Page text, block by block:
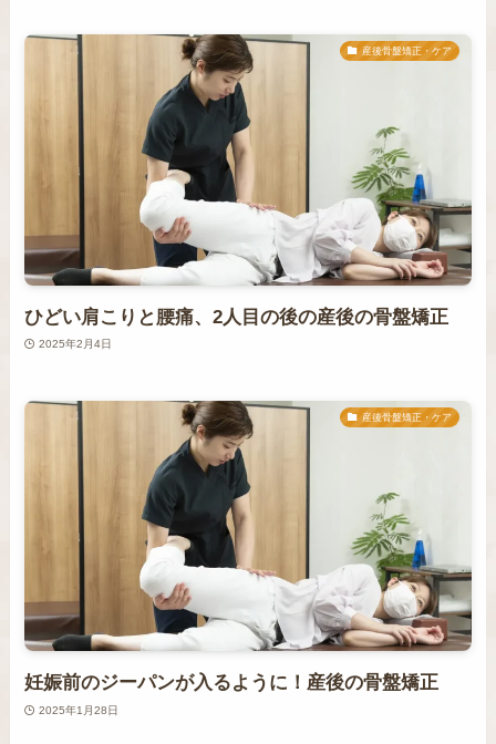
産後骨盤矯正・ケア
ひどい肩こりと腰痛、2人目の後の産後の骨盤矯正
2025年2月4日
産後骨盤矯正・ケア
妊娠前のジーパンが入るように！産後の骨盤矯正
2025年1月28日